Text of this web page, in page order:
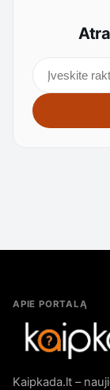
APIE PORTALĄ
Kaipkada.lt –